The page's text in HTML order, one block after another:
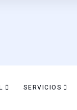
SERVICIOS